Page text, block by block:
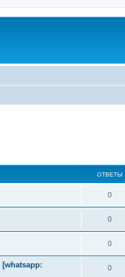
ОТВЕТЫ
0
0
0
0